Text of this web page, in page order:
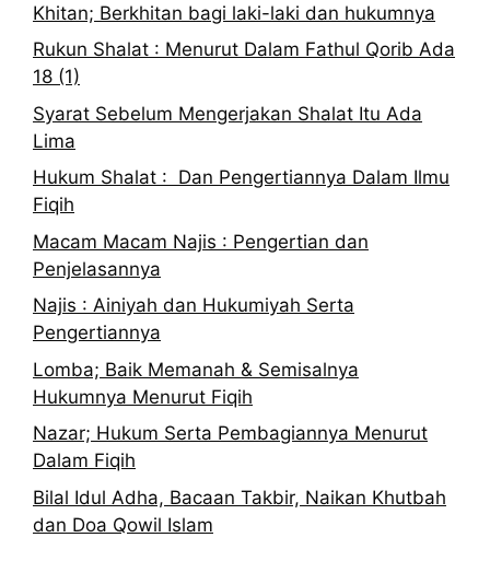
Khitan; Berkhitan bagi laki-laki dan hukumnya
Rukun Shalat : Menurut Dalam Fathul Qorib Ada
18 (1)
Syarat Sebelum Mengerjakan Shalat Itu Ada
Lima
Hukum Shalat : Dan Pengertiannya Dalam Ilmu
Fiqih
Macam Macam Najis : Pengertian dan
Penjelasannya
Najis : Ainiyah dan Hukumiyah Serta
Pengertiannya
Lomba; Baik Memanah & Semisalnya
Hukumnya Menurut Fiqih
Nazar; Hukum Serta Pembagiannya Menurut
Dalam Fiqih
Bilal Idul Adha, Bacaan Takbir, Naikan Khutbah
dan Doa Qowil Islam